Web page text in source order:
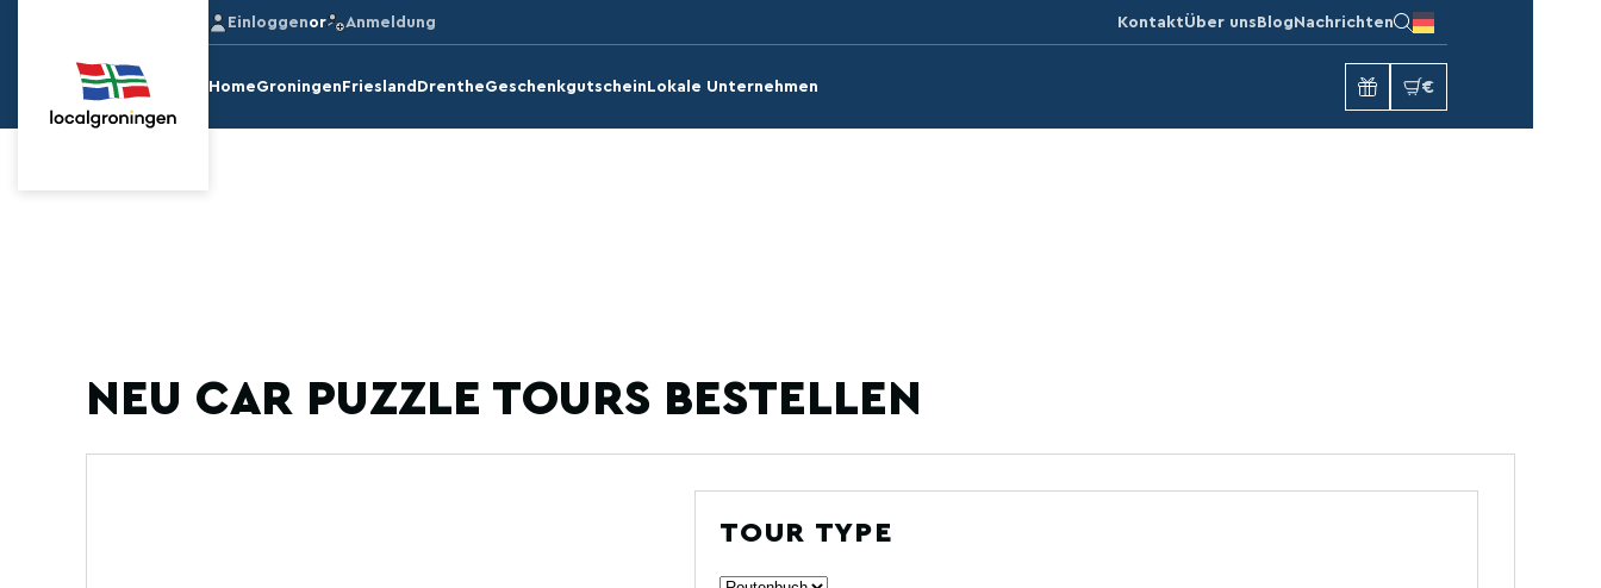
Einloggenor Anmeldung KontaktÜber uns Blog Nachrichten
HomeGroningen Friesland DrentheGeschenkgutschein Lokale Unternehmen €
NEU CAR PUZZLE TOURS BESTELLEN
TOUR TYPE